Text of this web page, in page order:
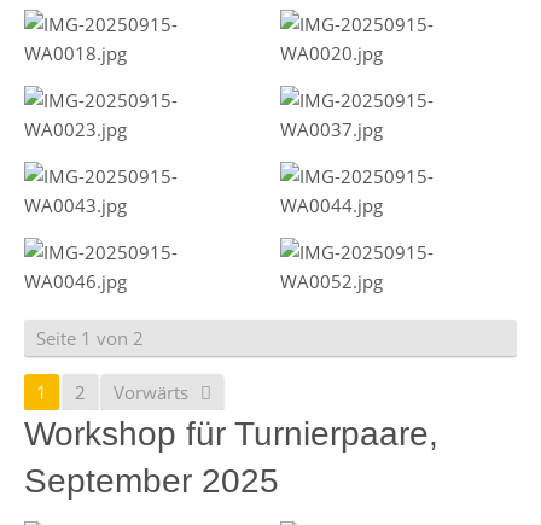
Seite 1 von 2
1 2 Vorwärts
Workshop für Turnierpaare,
September 2025